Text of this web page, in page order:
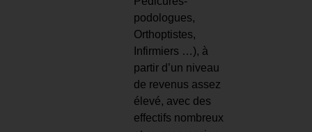
podologues,
Orthoptistes,
Infirmiers …), à
partir d’un niveau
de revenus assez
élevé, avec des
effectifs nombreux